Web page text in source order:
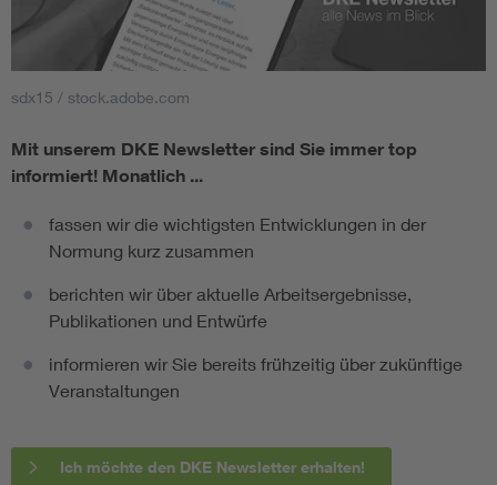
sdx15 / stock.adobe.com
Mit unserem DKE Newsletter sind Sie immer top
informiert! Monatlich ...
fassen wir die wichtigsten Entwicklungen in der
Normung kurz zusammen
berichten wir über aktuelle Arbeitsergebnisse,
Publikationen und Entwürfe
informieren wir Sie bereits frühzeitig über zukünftige
Veranstaltungen
Ich möchte den DKE Newsletter erhalten!